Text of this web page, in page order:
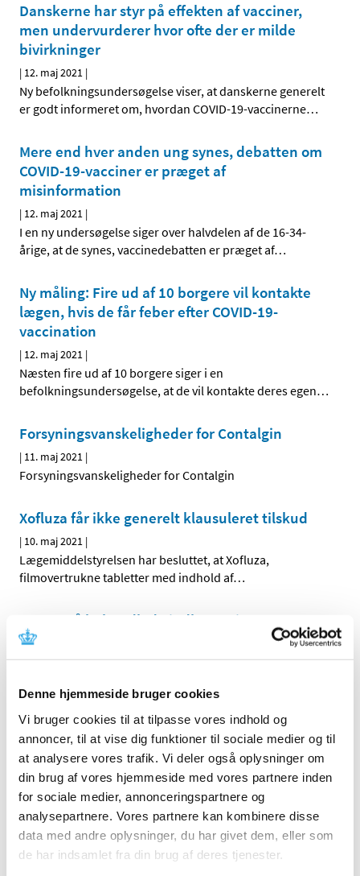
Denne hjemmeside bruger cookies
Vi bruger cookies til at tilpasse vores indhold og
annoncer, til at vise dig funktioner til sociale medier og til
at analysere vores trafik. Vi deler også oplysninger om
din brug af vores hjemmeside med vores partnere inden
for sociale medier, annonceringspartnere og
analysepartnere. Vores partnere kan kombinere disse
data med andre oplysninger, du har givet dem, eller som
de har indsamlet fra din brug af deres tjenester.
Danskerne har styr på effekten af vacciner,
men undervurderer hvor ofte der er milde
bivirkninger
| 12. maj 2021 |
Ny befolkningsundersøgelse viser, at danskerne generelt
er godt informeret om, hvordan COVID-19-vaccinerne…
Mere end hver anden ung synes, debatten om
COVID-19-vacciner er præget af
misinformation
| 12. maj 2021 |
I en ny undersøgelse siger over halvdelen af de 16-34-
årige, at de synes, vaccinedebatten er præget af…
Ny måling: Fire ud af 10 borgere vil kontakte
lægen, hvis de får feber efter COVID-19-
vaccination
| 12. maj 2021 |
Næsten fire ud af 10 borgere siger i en
befolkningsundersøgelse, at de vil kontakte deres egen…
Forsyningsvanskeligheder for Contalgin
| 11. maj 2021 |
Forsyningsvanskeligheder for Contalgin
Xofluza får ikke generelt klausuleret tilskud
| 10. maj 2021 |
Lægemiddelstyrelsen har besluttet, at Xofluza,
filmovertrukne tabletter med indhold af…
Status på behandlede indberetninger om
formodede bivirkninger ved Vaxzevria, uge 18
|6. maj 2021|
Vaxzevria er behandlet. De fleste er kendte og
Status på behandlede indberetninger om
formodede bivirkninger ved COVID-19 Vaccine
Moderna, uge 18
|6. maj 2021 |
358 indberetninger om formodede bivirkninger ved
Moderna er behandlet. De fleste er kendte og…